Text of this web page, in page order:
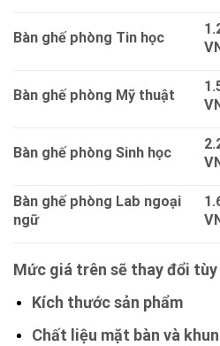
Bàn ghế phòng Tin học
Bàn ghế phòng Mỹ thuật
Bàn ghế phòng Sinh học
Bàn ghế phòng Lab ngoại
ngữ
Mức giá trên sẽ thay đổi
Kích thước sản phẩm
Chất liệu mặt bàn và